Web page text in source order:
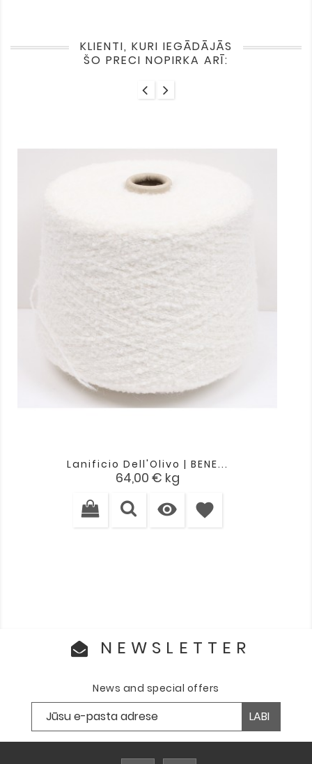
KLIENTI, KURI IEGĀDĀJĀS
ŠO PRECI NOPIRKA ARĪ:
Lanificio Dell'Olivo | BENE...
Cena
64,00 € kg
 favorite
NEWSLETTER
News and special offers